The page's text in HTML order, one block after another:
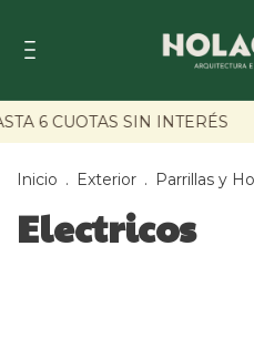
6 CUOTAS SIN INTERÉS
Inicio . Exterior . Parrillas y
Electricos